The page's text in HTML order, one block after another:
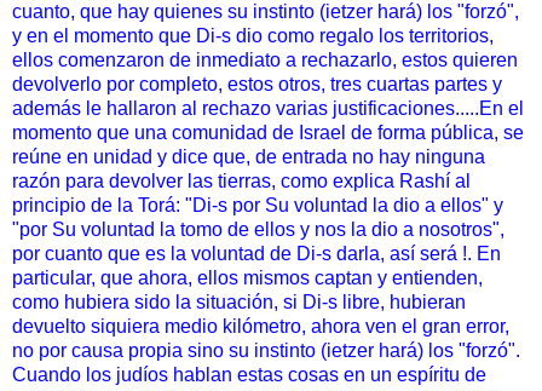
cuanto, que hay quienes su instinto (ietzer hará) los "forzó",
y en el momento que Di-s dio como regalo los territorios,
ellos comenzaron de inmediato a rechazarlo, estos quieren
devolverlo por completo, estos otros, tres cuartas partes y
además le hallaron al rechazo varias justificaciones.....En el
momento que una comunidad de Israel de forma pública, se
reúne en unidad y dice que, de entrada no hay ninguna
razón para devolver las tierras, como explica Rashí al
principio de la Torá: "Di-s por Su voluntad la dio a ellos" y
"por Su voluntad la tomo de ellos y nos la dio a nosotros",
por cuanto que es la voluntad de Di-s darla, así será !. En
particular, que ahora, ellos mismos captan y entienden,
como hubiera sido la situación, si Di-s libre, hubieran
devuelto siquiera medio kilómetro, ahora ven el gran error,
no por causa propia sino su instinto (ietzer hará) los "forzó".
Cuando los judíos hablan estas cosas en un espíritu de